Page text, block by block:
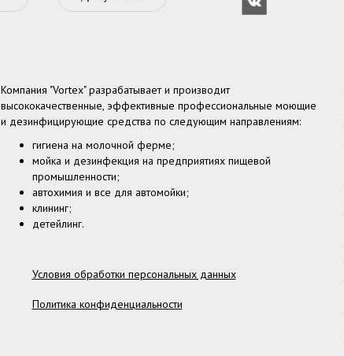
Компания "Vortex" разрабатывает и производит
высококачественные, эффективные профессиональные моющие
и дезинфицирующие средства по следующим направлениям:
гигиена на молочной ферме;
мойка и дезинфекция на предприятиях пищевой
промышленности;
автохимия и все для автомойки;
клининг;
детейлинг.
Условия обработки персональных данных
Политика конфиденциальности